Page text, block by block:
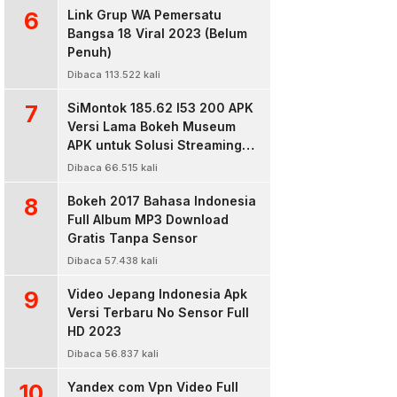
6
Link Grup WA Pemersatu
Bangsa 18 Viral 2023 (Belum
Penuh)
Dibaca 113.522 kali
7
SiMontok 185.62 l53 200 APK
Versi Lama Bokeh Museum
APK untuk Solusi Streaming
Video Bokeh Tanpa Batas
Dibaca 66.515 kali
8
Bokeh 2017 Bahasa Indonesia
Full Album MP3 Download
Gratis Tanpa Sensor
Dibaca 57.438 kali
9
Video Jepang Indonesia Apk
Versi Terbaru No Sensor Full
HD 2023
Dibaca 56.837 kali
Yandex com Vpn Video Full